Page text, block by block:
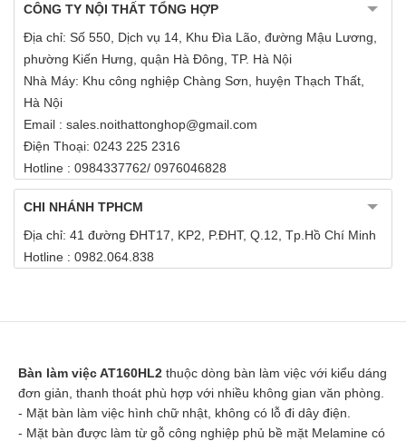
CÔNG TY NỘI THẤT TỔNG HỢP
Địa chỉ: Số 550, Dịch vụ 14, Khu Đìa Lão, đường Mậu Lương,
phường Kiến Hưng, quận Hà Đông, TP. Hà Nội
Nhà Máy: Khu công nghiệp Chàng Sơn, huyện Thạch Thất,
Hà Nội
Email : sales.noithattonghop@gmail.com
Điện Thoại: 0243 225 2316
Hotline : 0984337762/ 0976046828
CHI NHÁNH TPHCM
Địa chỉ: 41 đường ĐHT17, KP2, P.ĐHT, Q.12, Tp.Hồ Chí Minh
Hotline : 0982.064.838
Bàn làm việc AT160HL2 thuộc dòng bàn làm việc với kiểu dáng
đơn giản, thanh thoát phù hợp với nhiều không gian văn phòng.
- Mặt bàn làm việc hình chữ nhật, không có lỗ đi dây điện.
- Mặt bàn được làm từ gỗ công nghiệp phủ bề mặt Melamine có